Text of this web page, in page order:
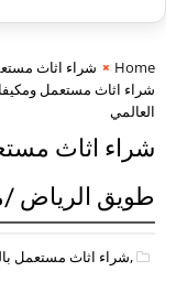
Home
شراء اثاث
شراء اثاث مستعمل
العالمي
شراء اثاث
طويق الرياض /
,شراء اثاث مستعمل